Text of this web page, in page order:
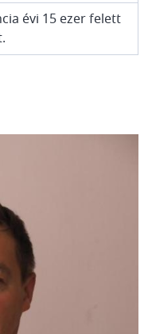
évi 15 ezer felett